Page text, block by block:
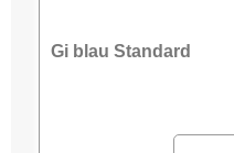
Gi blau Standard